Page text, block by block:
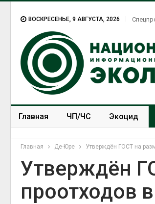
ВОСКРЕСЕНЬЕ, 9 АВГУСТА, 2026
Главная ЧП/ЧС Экоцид
Главная Де-Юре Утверждён ГОСТ на
Утверждён
проотходов
Американские
предупредили о